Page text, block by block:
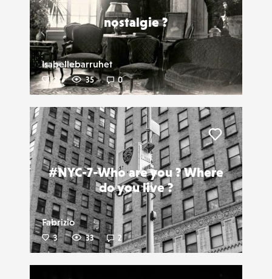
nostalgie ?
Isabellebarruhet
2 35 0
#NYC-7-Who are you ? Where
do you live ?
Fabrizio
3 33 2
Liker